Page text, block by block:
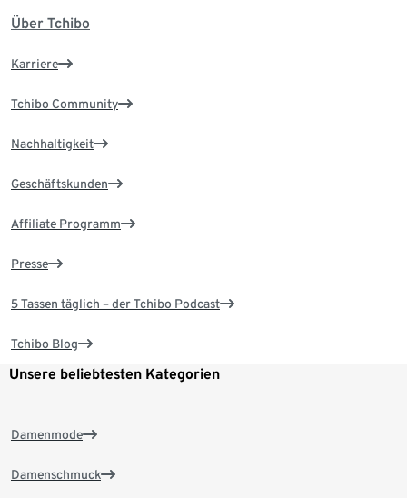
Über Tchibo
Karriere
Tchibo Community
Nachhaltigkeit
Geschäftskunden
Affiliate Programm
Presse
5 Tassen täglich – der Tchibo Podcast
Tchibo Blog
Unsere beliebtesten Kategorien
Damenmode
Damenschmuck